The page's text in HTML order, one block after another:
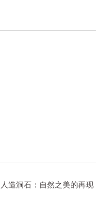
人造洞石：自然之美的再现